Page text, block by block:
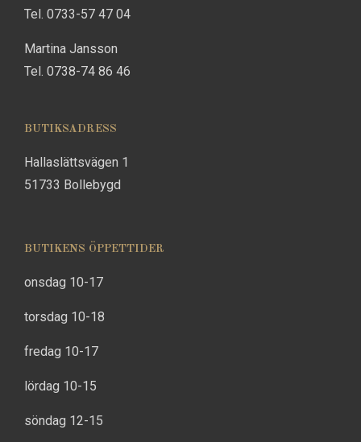
Tel. 0733-57 47 04
Martina Jansson
Tel. 0738-74 86 46
BUTIKSADRESS
Hallaslättsvägen 1
51733 Bollebygd
BUTIKENS ÖPPETTIDER
onsdag 10-17
torsdag 10-18
fredag 10-17
lördag 10-15
söndag 12-15